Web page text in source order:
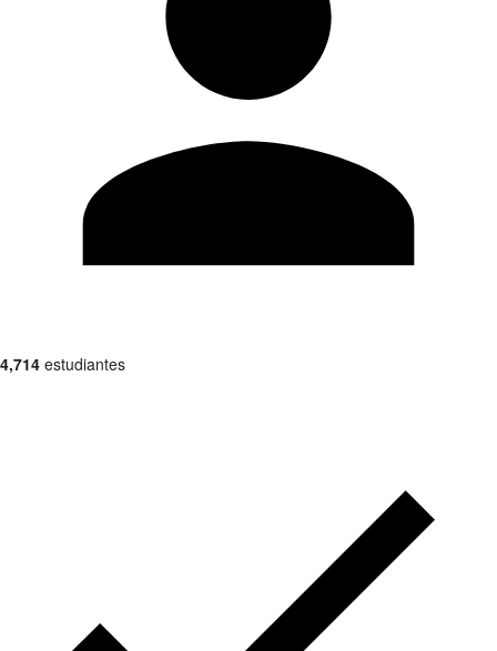
4,714 estudiantes